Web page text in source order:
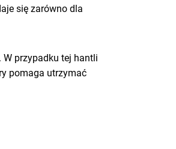
się zarówno dla
W przypadku tej hantli
pomaga utrzymać